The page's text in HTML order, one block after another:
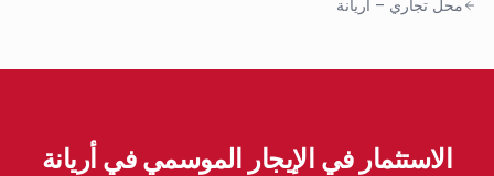
محل تجاري – أريانة
الاستثمار في الإيجار الموسمي في أريانة